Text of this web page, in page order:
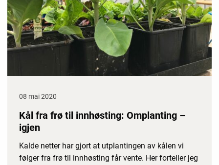
08 mai 2020
Kål fra frø til innhøsting: Omplanting –
igjen
Kalde netter har gjort at utplantingen av kålen vi
følger fra frø til innhøsting får vente. Her forteller jeg